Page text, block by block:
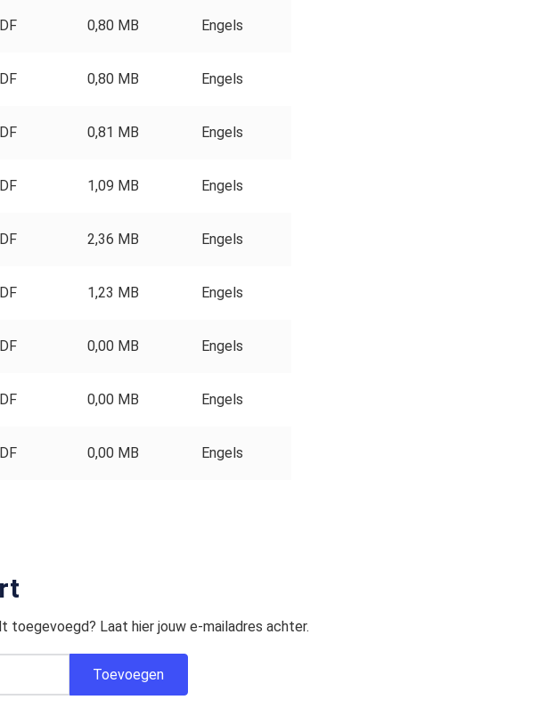
0,80 MB Engels
0,80 MB Engels
0,81 MB Engels
1,09 MB Engels
2,36 MB Engels
1,23 MB Engels
0,00 MB Engels
0,00 MB Engels
0,00 MB Engels
toegevoegd? Laat hier jouw e-mailadres achter.